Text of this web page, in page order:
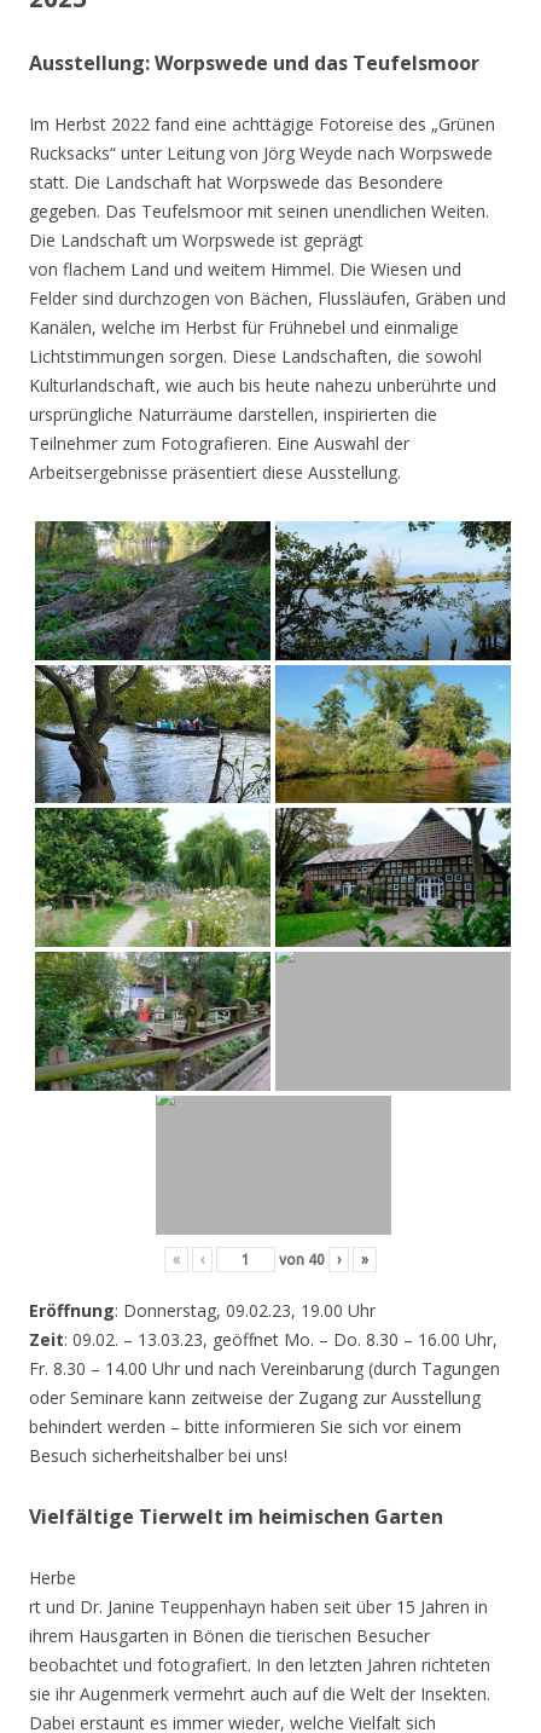
Ausstellung: Worpswede und das Teufelsmoor
Im Herbst 2022 fand eine achttägige Fotoreise des „Grünen
Rucksacks“ unter Leitung von Jörg Weyde nach Worpswede
statt. Die Landschaft hat Worpswede das Besondere
gegeben. Das Teufelsmoor mit seinen unendlichen Weiten.
Die Landschaft um Worpswede ist geprägt
von flachem Land und weitem Himmel. Die Wiesen und
Felder sind durchzogen von Bächen, Flussläufen, Gräben und
Kanälen, welche im Herbst für Frühnebel und einmalige
Lichtstimmungen sorgen. Diese Landschaften, die sowohl
Kulturlandschaft, wie auch bis heute nahezu unberührte und
ursprüngliche Naturräume darstellen, inspirierten die
Teilnehmer zum Fotografieren. Eine Auswahl der
Arbeitsergebnisse präsentiert diese Ausstellung.
« ‹ von 40 › »
Eröffnung: Donnerstag, 09.02.23, 19.00 Uhr
Zeit: 09.02. – 13.03.23, geöffnet Mo. – Do. 8.30 – 16.00 Uhr,
Fr. 8.30 – 14.00 Uhr und nach Vereinbarung (durch Tagungen
oder Seminare kann zeitweise der Zugang zur Ausstellung
behindert werden – bitte informieren Sie sich vor einem
Besuch sicherheitshalber bei uns!
Vielfältige Tierwelt im heimischen Garten
Herbe
rt und Dr. Janine Teuppenhayn haben seit über 15 Jahren in
ihrem Hausgarten in Bönen die tierischen Besucher
beobachtet und fotografiert. In den letzten Jahren richteten
sie ihr Augenmerk vermehrt auch auf die Welt der Insekten.
Dabei erstaunt es immer wieder, welche Vielfalt sich